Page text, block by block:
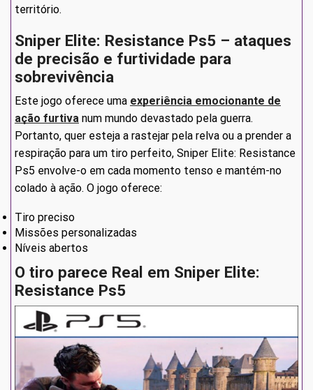
território.
Sniper Elite: Resistance Ps5 – ataques
de precisão e furtividade para
sobrevivência
Este jogo oferece uma experiência emocionante de
ação furtiva num mundo devastado pela guerra.
Portanto, quer esteja a rastejar pela relva ou a prender a
respiração para um tiro perfeito, Sniper Elite: Resistance
Ps5 envolve-o em cada momento tenso e mantém-no
colado à ação. O jogo oferece:
Tiro preciso
Missões personalizadas
Níveis abertos
O tiro parece Real em Sniper Elite:
Resistance Ps5